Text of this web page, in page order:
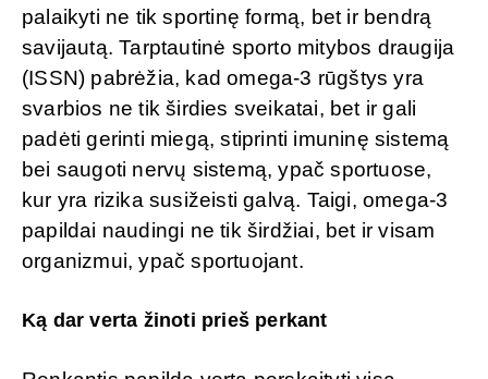
palaikyti ne tik sportinę formą, bet ir bendrą
savijautą. Tarptautinė sporto mitybos draugija
(ISSN) pabrėžia, kad omega-3 rūgštys yra
svarbios ne tik širdies sveikatai, bet ir gali
padėti gerinti miegą, stiprinti imuninę sistemą
bei saugoti nervų sistemą, ypač sportuose,
kur yra rizika susižeisti galvą. Taigi, omega-3
papildai naudingi ne tik širdžiai, bet ir visam
organizmui, ypač sportuojant.
Ką dar verta žinoti prieš perkant